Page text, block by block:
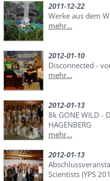
2011-12-22
Werke aus dem
mehr...
2012-01-10
Disconnected -
mehr...
2012-01-13
8k GONE WILD -
HAGENBERG
mehr...
2012-01-13
Scientists (YPS